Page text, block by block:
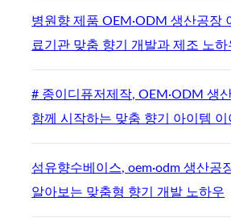
병원향 제품 OEM·ODM 생산공장
료기관 맞춤 향기 개발과 제조 노하
# 종이디퓨저제작, OEM·ODM 생
함께 시작하는 맞춤 향기 아이템 이
섬유향수베이스, oem·odm 생산공
알아보는 맞춤형 향기 개발 노하우